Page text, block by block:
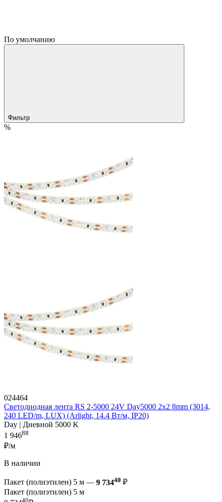
По умолчанию
Фильтр
%
024464
Светодиодная лента RS 2-5000 24V Day5000 2x2 8mm (3014,
240 LED/m, LUX) (Arlight, 14.4 Вт/м, IP20)
Day | Дневной 5000 K
1 94688
₽/м
В наличии
Пакет (полиэтилен) 5 м — 9 73440 ₽
Пакет (полиэтилен) 5 м
40